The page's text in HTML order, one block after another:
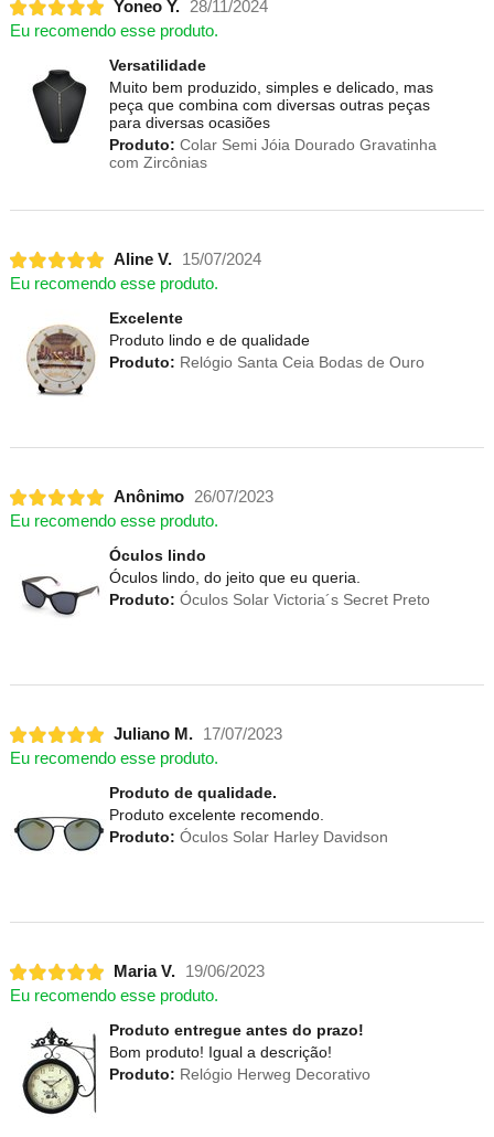
Yoneo Y. 28/11/2024
Eu recomendo esse produto.
Versatilidade
Muito bem produzido, simples e delicado, mas
peça que combina com diversas outras peças
para diversas ocasiões
Produto: Colar Semi Jóia Dourado Gravatinha
com Zircônias
Aline V.
15/07/2024
Eu recomendo esse produto.
Excelente
Produto lindo e de qualidade
Produto: Relógio Santa Ceia Bodas de Ouro
Anônimo 26/07/2023
Eu recomendo esse produto.
Óculos lindo
Óculos lindo, do jeito que eu queria.
Produto: Óculos Solar Victoria´s Secret Preto
Juliano M.
17/07/2023
Eu recomendo esse produto.
Produto de qualidade.
Produto excelente recomendo.
Produto: Óculos Solar Harley Davidson
Maria V.
19/06/2023
Eu recomendo esse produto.
Produto entregue antes do prazo!
Bom produto! Igual a descrição!
Produto: Relógio Herweg Decorativo